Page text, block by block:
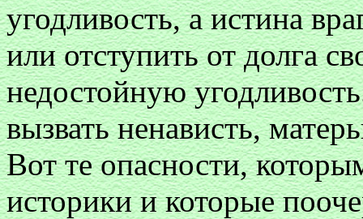
угодливость, а истина
или отступить от долга
недостойную
вызвать ненависть,
Вот те опасности,
историки и которые